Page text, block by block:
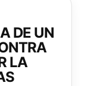
DE UN
LA